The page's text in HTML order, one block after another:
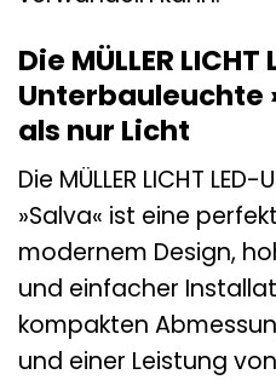
Die MÜLLER LICHT
Unterbauleuchte
als nur Licht
Die MÜLLER LICHT
»Salva« ist eine
modernem Design,
und einfacher
kompakten
und einer Leistung